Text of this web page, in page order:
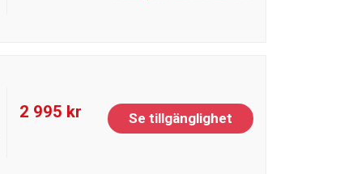
2 995 kr Se tillgänglighet